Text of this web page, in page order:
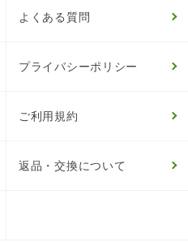
よくある質問
プライバシーポリシー
ご利用規約
返品・交換について